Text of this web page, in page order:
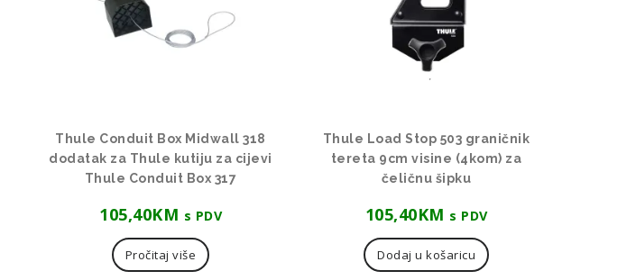
Thule Conduit Box Midwall 318
dodatak za Thule kutiju za cijevi
Thule Conduit Box 317
105,40KM s PDV
Pročitaj više
Thule Load Stop 503 graničnik
tereta 9cm visine (4kom) za
čeličnu šipku
105,40KM s PDV
Dodaj u košaricu